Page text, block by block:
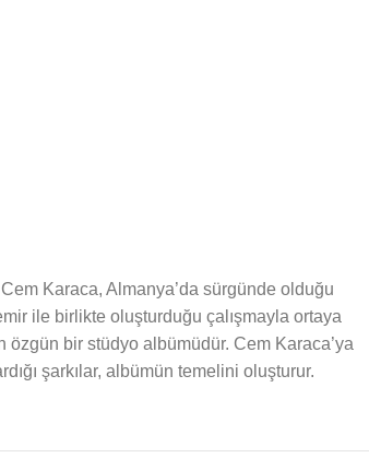
Karaca, Almanya’da sürgünde olduğu
ile birlikte oluşturduğu çalışmayla ortaya
özgün bir stüdyo albümüdür. Cem Karaca’ya
şarkılar, albümün temelini oluşturur.